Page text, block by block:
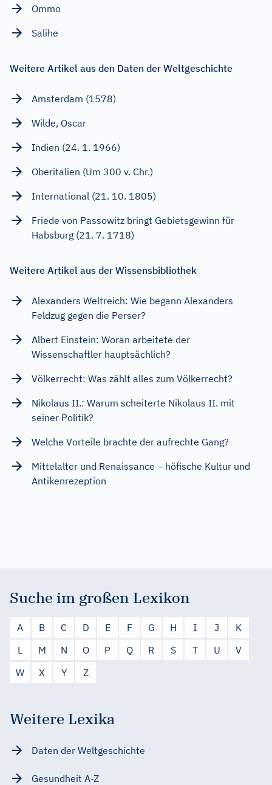
Ommo
Salihe
Weitere Artikel aus den Daten der Weltgeschichte
Amsterdam (1578)
Wilde, Oscar
Indien (24. 1. 1966)
Oberitalien (Um 300 v. Chr.)
International (21. 10. 1805)
Friede von Passowitz bringt Gebietsgewinn für
Habsburg (21. 7. 1718)
Weitere Artikel aus der Wissensbibliothek
Alexanders Weltreich: Wie begann Alexanders
Feldzug gegen die Perser?
Albert Einstein: Woran arbeitete der
Wissenschaftler hauptsächlich?
Völkerrecht: Was zählt alles zum Völkerrecht?
Nikolaus II.: Warum scheiterte Nikolaus II. mit
seiner Politik?
Welche Vorteile brachte der aufrechte Gang?
Mittelalter und Renaissance – höfische Kultur und
Antikenrezeption
Suche im großen Lexikon
A B C D E F G H I J
K
L
M N O P Q R S T U
V
W
X Y Z
Weitere Lexika
Daten der Weltgeschichte
Gesundheit A-Z